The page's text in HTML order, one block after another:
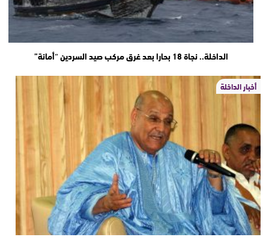
الداخلة.. نجاة 18 بحارا بعد غرق مركب صيد السردين “أمانة”
أخبار الداخلة